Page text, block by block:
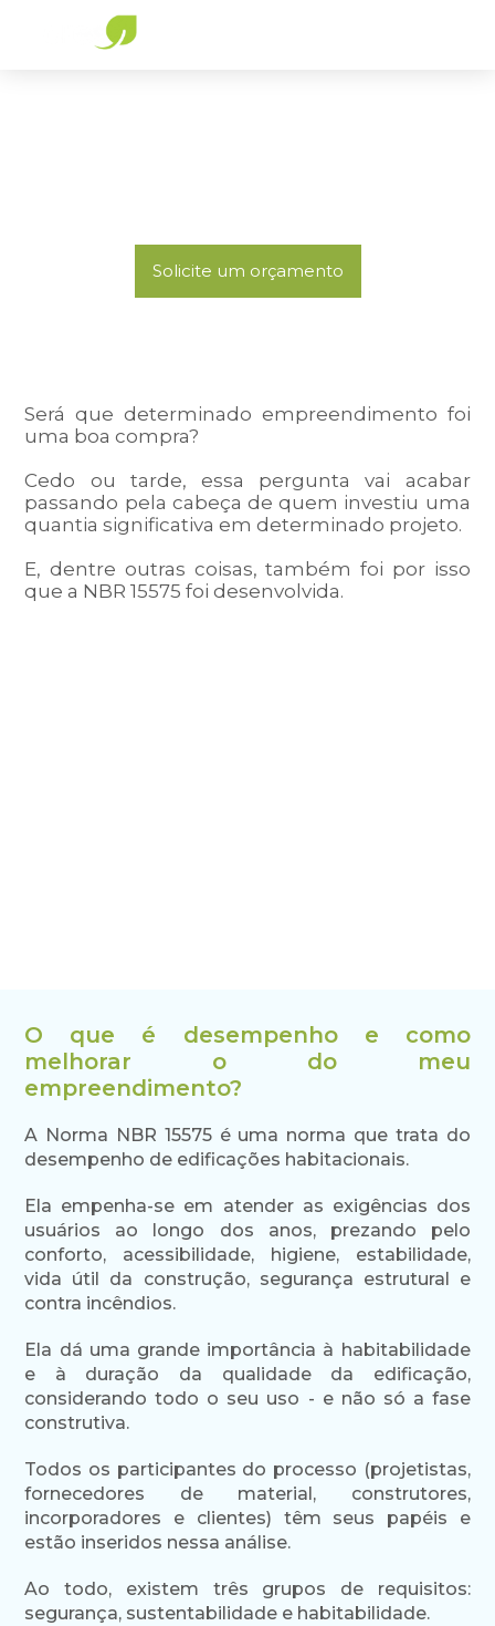
Solicite um orçamento
Será que determinado empreendimento foi
uma boa compra?
Cedo ou tarde, essa pergunta vai acabar
passando pela cabeça de quem investiu uma
quantia significativa em determinado projeto.
E, dentre outras coisas, também foi por isso
que a NBR 15575foi desenvolvida.
O que é desempenho e como
melhorar o do meu
empreendimento?
A Norma NBR 15575 é uma norma que trata do
desempenho de edificações habitacionais.
Ela empenha-se em atender as exigências dos
usuários ao longo dos anos, prezando pelo
conforto, acessibilidade, higiene, estabilidade,
vida útil da construção, segurança estrutural e
contra incêndios.
Ela dá uma grande importância à habitabilidade
e à duração da qualidade da edificação,
considerando todo o seu uso - e não só a fase
construtiva.
Todos os participantes do processo (projetistas,
fornecedores de material, construtores,
incorporadores e clientes) têm seus papéis e
estão inseridos nessa análise.
Ao todo, existem três grupos de requisitos:
segurança, sustentabilidade e habitabilidade.